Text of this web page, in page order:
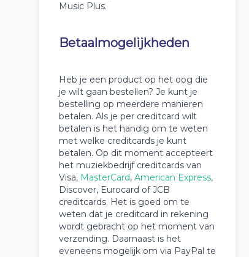
Music Plus.
Betaalmogelijkheden
Heb je een product op het oog die
je wilt gaan bestellen? Je kunt je
bestelling op meerdere manieren
betalen. Als je per creditcard wilt
betalen is het handig om te weten
met welke creditcards je kunt
betalen. Op dit moment accepteert
het muziekbedrijf creditcards van
Visa, MasterCard, American Express,
Discover, Eurocard of JCB
creditcards. Het is goed om te
weten dat je creditcard in rekening
wordt gebracht op het moment van
verzending. Daarnaast is het
eveneens mogelijk om via PayPal te